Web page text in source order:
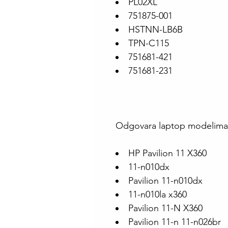
751875-001
HSTNN-LB6B
TPN-C115
751681-421
751681-231
Odgovara laptop modelima
HP Pavilion 11 X360
11-n010dx
Pavilion 11-n010dx
11-n010la x360
Pavilion 11-N X360
Pavilion 11-n 11-n026br